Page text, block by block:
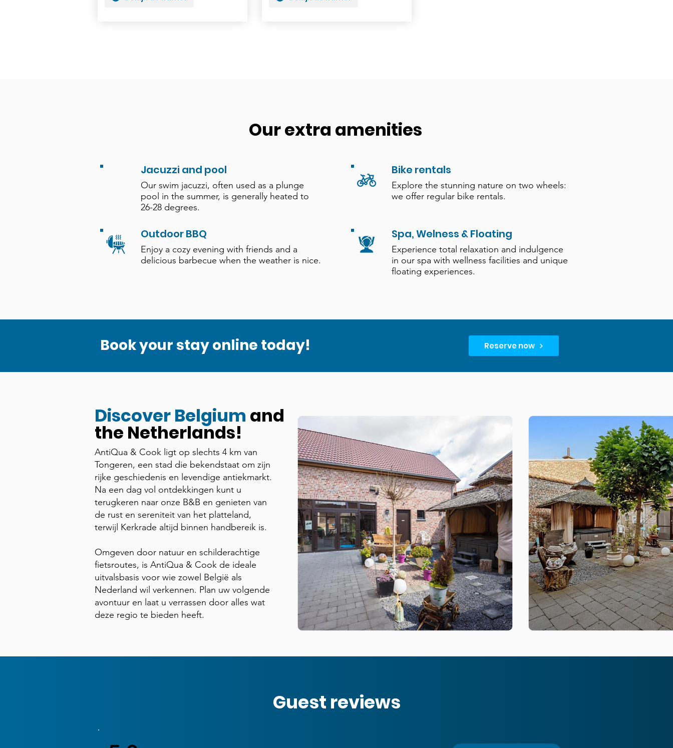
Our extra amenities
Jacuzzi and pool
Our swim jacuzzi, often used as a plunge
pool in the summer, is generally heated to
26-28 degrees.
Outdoor BBQ
Enjoy a cozy evening with friends and a
delicious barbecue when the weather is nice.
Bike rentals
Explore the stunning nature on two wheels:
we offer regular bike rentals.
Spa, Welness & Floating
Experience total relaxation and indulgence
in our spa with wellness facilities and unique
floating experiences.
Book your stay online today! Reserve now
Discover Belgium and
the Netherlands!
AntiQua & Cook ligt op slechts 4 km van
Tongeren, een stad die bekendstaat om zijn
rijke geschiedenis en levendige antiekmarkt.
Na een dag vol ontdekkingen kunt u
terugkeren naar onze B&B en genieten van
de rust en sereniteit van het platteland,
terwijl Kerkrade altijd binnen handbereik is.
Omgeven door natuur en schilderachtige
fietsroutes, is AntiQua & Cook de ideale
uitvalsbasis voor wie zowel België als
Nederland wil verkennen. Plan uw volgende
avontuur en laat u verrassen door alles wat
deze regio te bieden heeft.
Guest reviews